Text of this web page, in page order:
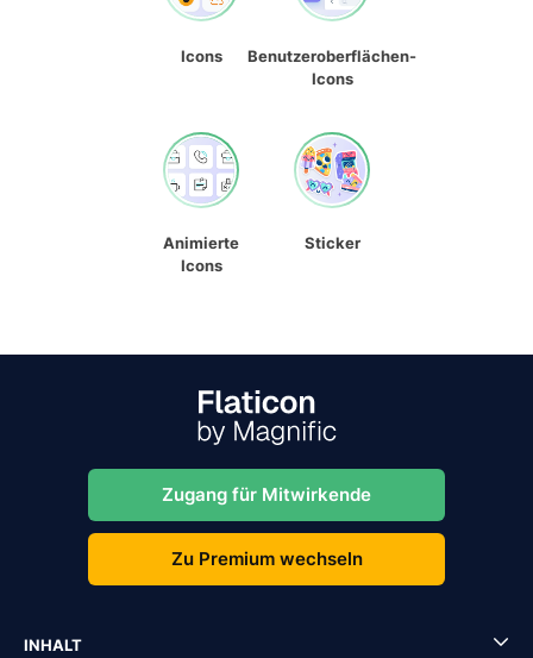
Icons
Benutzeroberflächen-
Icons
Animierte
Icons
Sticker
Zugang für Mitwirkende
Zu Premium wechseln
INHALT